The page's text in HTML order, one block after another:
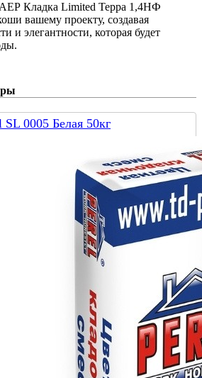
Кладка Limited Терра 1,4НФ
вашему проекту, создавая
и элегантности, которая будет
SL 0005 Белая 50кг